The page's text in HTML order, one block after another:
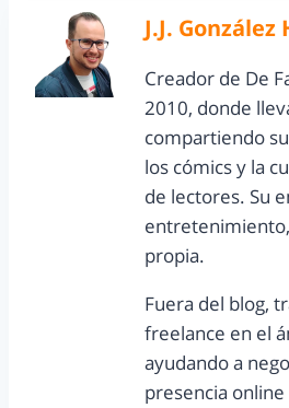
J.J. González
Creador de De
2010, donde
compartiendo
los cómics y la
de lectores. Su
propia.
Fuera del blog,
freelance en el
ayudando a
presencia